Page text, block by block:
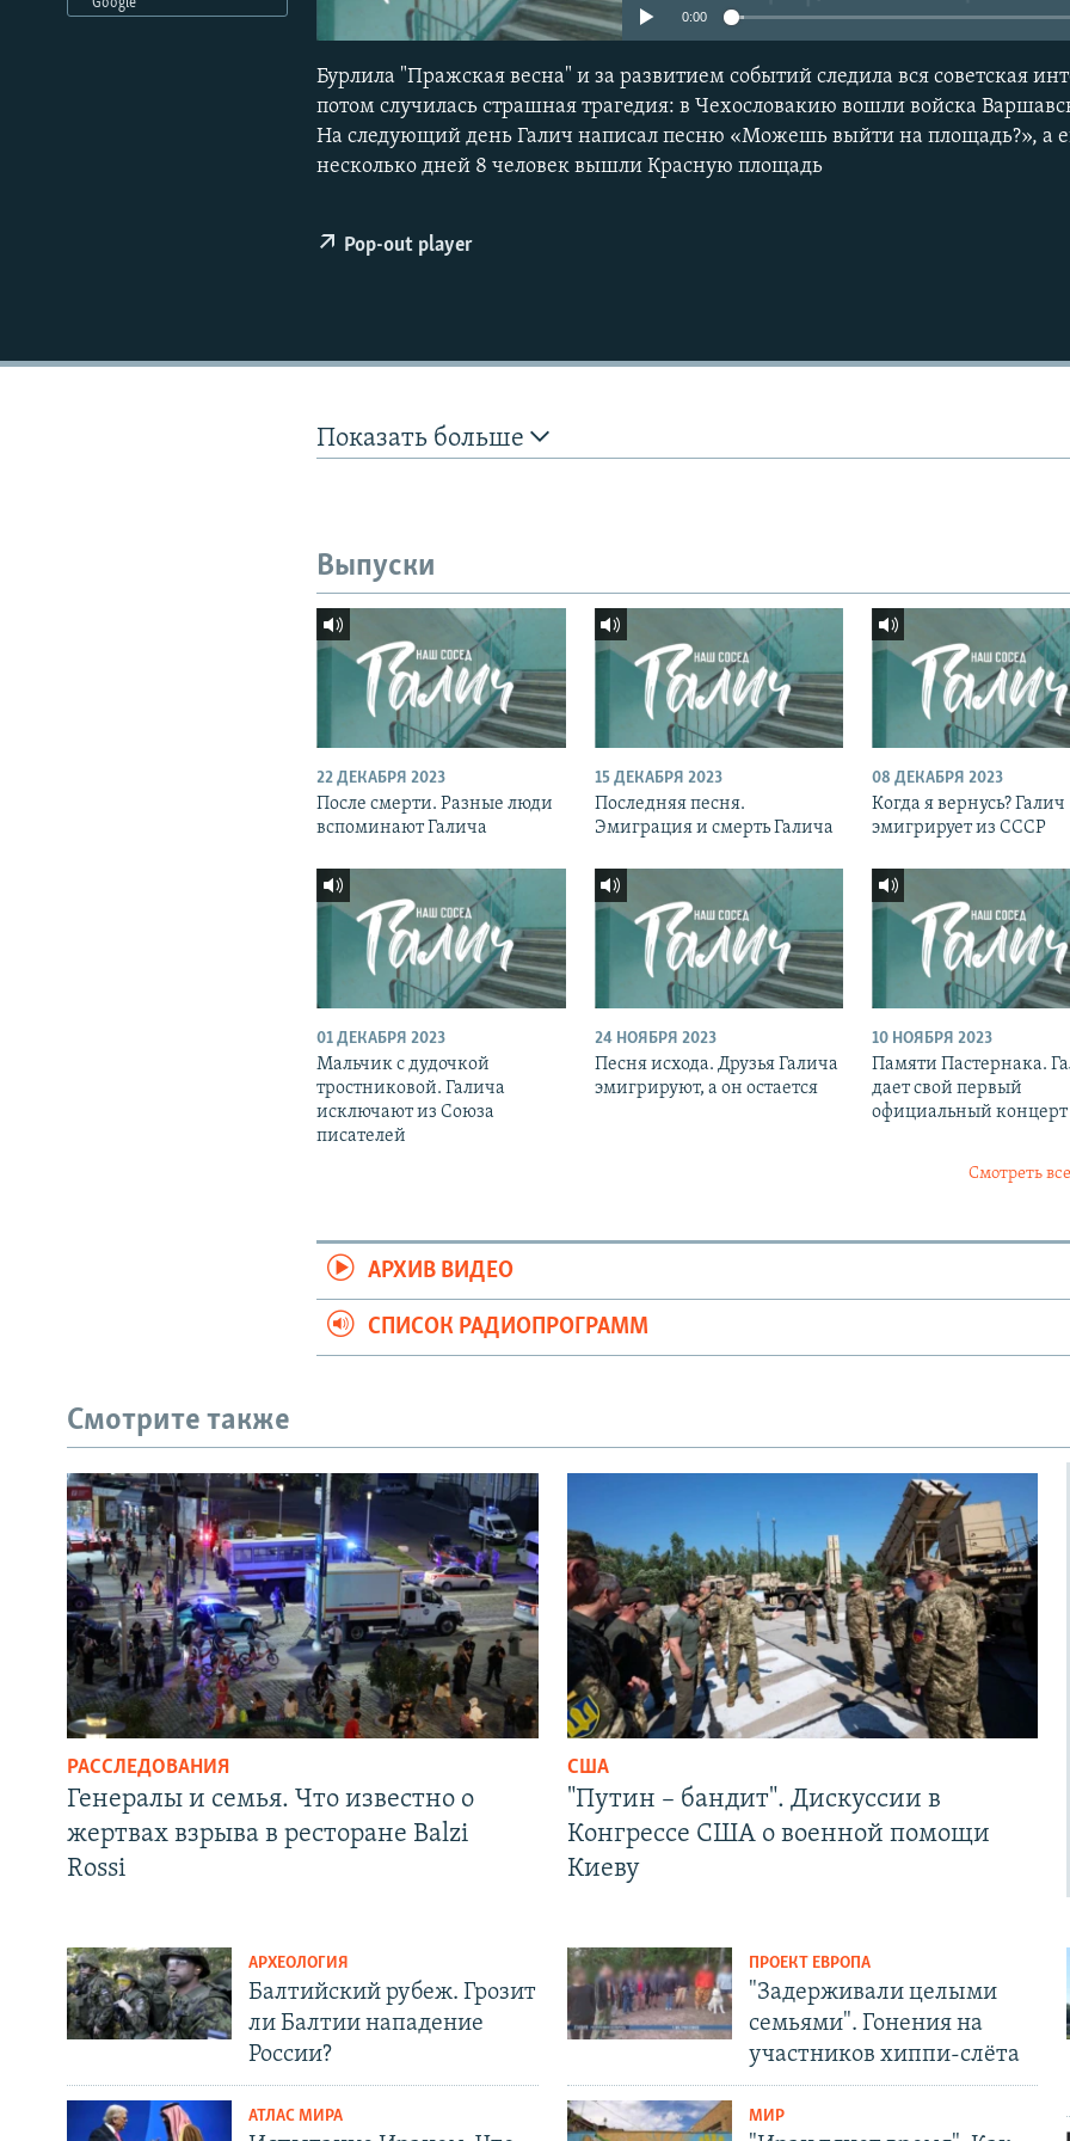
0:00
Бурлила "Пражская весна" и за развитием событий следила вся советская
потом случилась страшная трагедия: в Чехословакию вошли войска
На следующий день Галич написал песню «Можешь выйти на площадь?», а
несколько дней 8 человек вышли Красную площадь
Pop-out player
Показать больше
Выпуски
22 ДЕКАБРЯ 2023
После смерти. Разные люди
вспоминают Галича
15 ДЕКАБРЯ 2023
Последняя песня.
Эмиграция и смерть Галича
08 ДЕКАБРЯ 2023
Когда я вернусь? Галич
эмигрирует из СССР
01 ДЕКАБРЯ 2023
Мальчик с дудочкой
тростниковой. Галича
исключают из Союза
писателей
24 НОЯБРЯ 2023
Песня исхода. Друзья Галича
эмигрируют, а он остается
10 НОЯБРЯ 2023
Памяти Пастернака.
дает свой первый
официальный концерт
Смотреть
АРХИВ ВИДЕО
СПИСОК РАДИОПРОГРАММ
Смотрите также
РАССЛЕДОВАНИЯ
Генералы и семья. Что известно о
жертвах взрыва в ресторане Balzi
Rossi
США
"Путин – бандит". Дискуссии в
Конгрессе США о военной помощи
Киеву
АРХЕОЛОГИЯ
Балтийский рубеж. Грозит
ли Балтии нападение
России?
АТЛАС МИРА
ПРОЕКТ ЕВРОПА
"Задерживали целыми
семьями". Гонения на
участников хиппи-слёта
МИР